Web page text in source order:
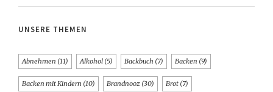
UNSERE THEMEN
Abnehmen (11) Alkohol (5) Backbuch (7) Backen (9)
Backen mit Kindern (10) Brandnooz (30) Brot (7)